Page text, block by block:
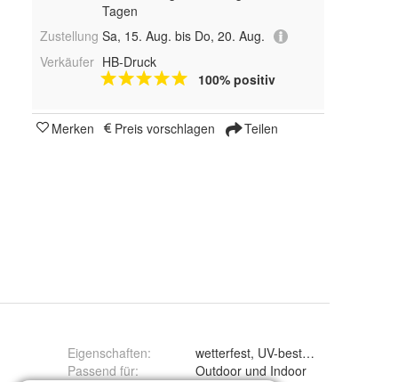
Tagen
Zustellung Sa, 15. Aug. bis Do, 20. Aug.
Verkäufer HB-Druck
100% positiv
Merken Preis vorschlagen Teilen
Eigenschaften:
wetterfest, UV-beständig, kratzfest
Passend für:
Outdoor und Indoor